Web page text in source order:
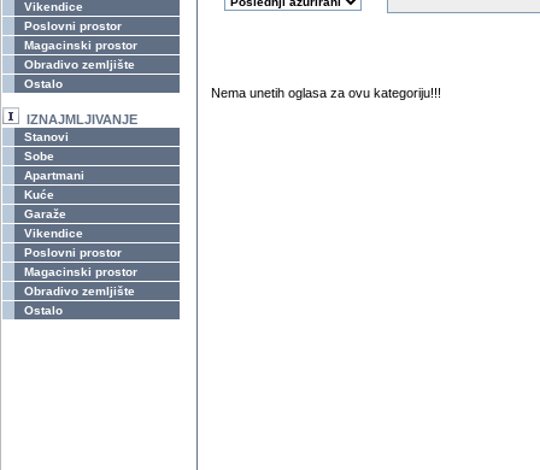
Vikendice
Poslovni prostor
Magacinski prostor
Obradivo zemljište
Ostalo
IZNAJMLJIVANJE
Stanovi
Sobe
Apartmani
Kuće
Garaže
Vikendice
Poslovni prostor
Magacinski prostor
Obradivo zemljište
Ostalo
Nema unetih oglasa za ovu kategoriju!!!